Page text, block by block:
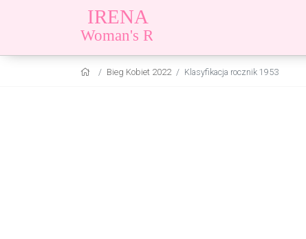
Bieg Kobiet 2022 Klasyfikacja rocznik 1953